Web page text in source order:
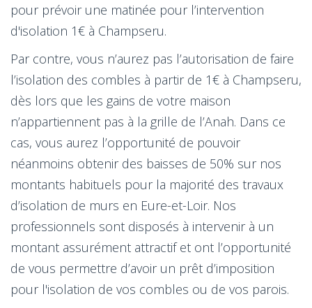
pour prévoir une matinée pour l’intervention
d'isolation 1€ à Champseru.
Par contre, vous n’aurez pas l’autorisation de faire
l’isolation des combles à partir de 1€ à Champseru,
dès lors que les gains de votre maison
n’appartiennent pas à la grille de l’Anah. Dans ce
cas, vous aurez l’opportunité de pouvoir
néanmoins obtenir des baisses de 50% sur nos
montants habituels pour la majorité des travaux
d’isolation de murs en Eure-et-Loir. Nos
professionnels sont disposés à intervenir à un
montant assurément attractif et ont l’opportunité
de vous permettre d’avoir un prêt d’imposition
pour l'isolation de vos combles ou de vos parois.